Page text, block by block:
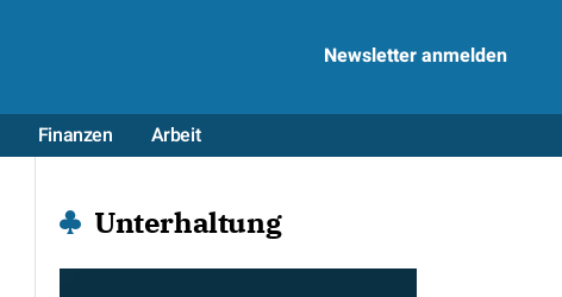
Newsletter anmelden
Finanzen Arbeit
Unterhaltung